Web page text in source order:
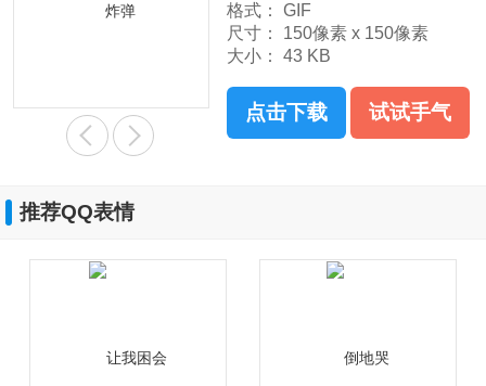
格式：
GIF
尺寸：
150像素 x 150像素
大小：
43 KB
点击下载 试试手气
推荐QQ表情